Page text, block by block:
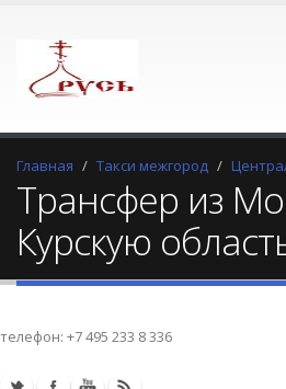
Главная Такси межгород
Трансфер из
Курскую
телефон: +7 495 233 8 336